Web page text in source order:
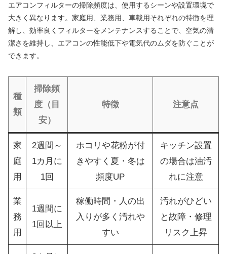
エアコンフィルターの掃除頻度は、使用するシーンや設置環境で
大きく異なります。家庭用、業務用、車載用それぞれの特徴を理
解し、効率良くフィルターをメンテナンスすることで、空気の清
潔さを維持し、エアコンの性能低下や電気代のムダを防ぐことが
できます。
種
類
掃除頻
度（目
安）
特徴 注意点
家
庭
用
2週間～
1カ月に
1回
ホコリや花粉が付
きやすく夏・冬は
頻度UP
キッチン設置
の場合は油汚
れに注意
業
務
用
1週間に
1回以上
稼働時間・人の出
入りが多く汚れや
すい
汚れがひどい
と故障・修理
リスク上昇